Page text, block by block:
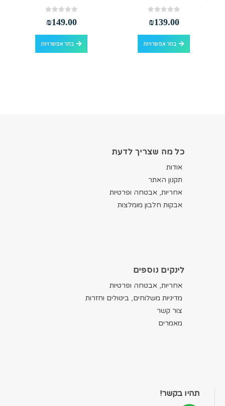
₪139.00
בחר אפשרויות
למוצר זה יש מספר סוגים. ניתן לבחור את האפשרויות בעמוד המוצר
₪149.00
בחר אפשרויות
למוצר זה יש מספר סוגים. ניתן לבחור את האפשרויות בעמוד המוצר
כל מה שצריך לדעת
אודות
תקנון האתר
אחריות, אבטחה ופרטיות
אבקות חלבון מומלצות
לינקים נוספים
אחריות, אבטחה ופרטיות
מדיניות משלוחים, ביטולים וחזרות
צור קשר
מאמרים
תהיו בקשר!